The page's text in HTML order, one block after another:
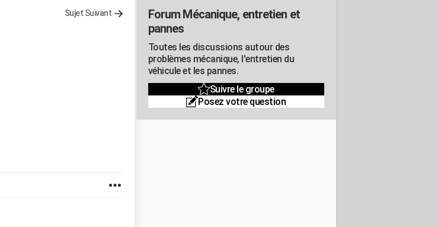
Sujet Suivant
Forum Mécanique, entretien et
pannes
Toutes les discussions autour des
problèmes mécanique, l'entretien du
véhicule et les pannes.
Suivre le groupe
Posez votre question